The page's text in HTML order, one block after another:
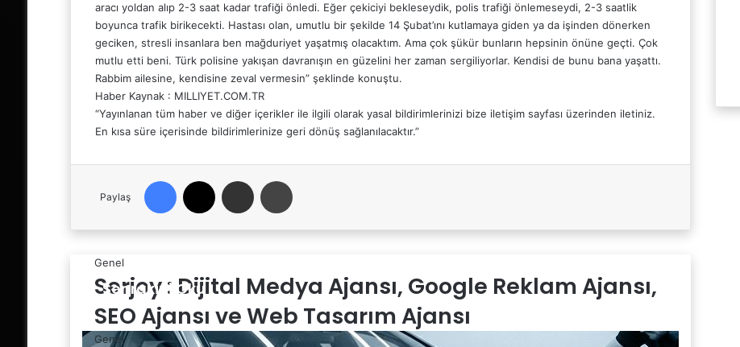
aracı yoldan alıp 2-3 saat kadar trafiği önledi. Eğer çekiciyi bekleseydik, polis trafiği önlemeseydi, 2-3 saatlik
boyunca trafik birikecekti. Hastası olan, umutlu bir şekilde 14 Şubat’ını kutlamaya giden ya da işinden dönerken
geciken, stresli insanlara ben mağduriyet yaşatmış olacaktım. Ama çok şükür bunların hepsinin önüne geçti. Çok
mutlu etti beni. Türk polisine yakışan davranışın en güzelini her zaman sergiliyorlar. Kendisi de bunu bana yaşattı.
Rabbim ailesine, kendisine zeval vermesin” şeklinde konuştu.
Haber Kaynak : MILLIYET.COM.TR
“Yayınlanan tüm haber ve diğer içerikler ile ilgili olarak yasal bildirimlerinizi bize iletişim sayfası üzerinden iletiniz.
En kısa süre içerisinde bildirimlerinize geri dönüş sağlanılacaktır.”
Paylaş
Facebook Email'den paylaş
Sonrakini Oku
Genel
Serjoy : Dijital Medya Ajansı, Google Reklam Ajansı,
SEO Ajansı ve Web Tasarım Ajansı
Genel